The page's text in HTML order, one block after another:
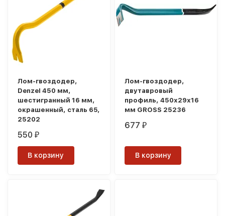
покупателей
Лом-гвоздодер,
Denzel 450 мм,
шестигранный 16 мм,
окрашенный, сталь 65,
25202
550₽
В корзину
Лом-гвоздодер,
двутавровый
профиль, 450х29х16
мм GROSS 25236
677₽
В корзину